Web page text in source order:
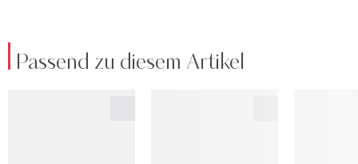
Passend zu diesem Artikel